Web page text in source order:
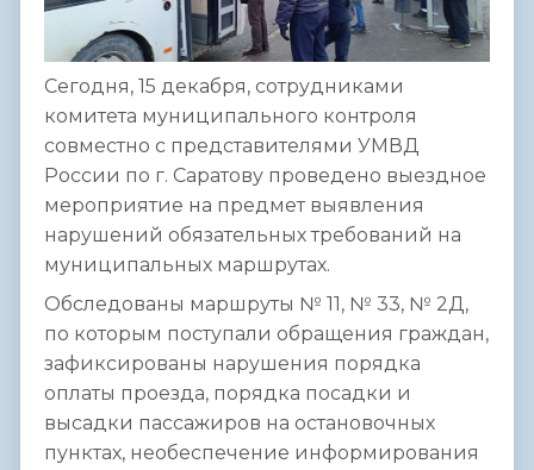
Сегодня, 15 декабря, сотрудниками
комитета муниципального контроля
совместно с представителями УМВД
России по г. Саратову проведено выездное
мероприятие на предмет выявления
нарушений обязательных требований на
муниципальных маршрутах.
Обследованы маршруты № 11, № 33, № 2Д,
по которым поступали обращения граждан,
зафиксированы нарушения порядка
оплаты проезда, порядка посадки и
высадки пассажиров на остановочных
пунктах, необеспечение информирования